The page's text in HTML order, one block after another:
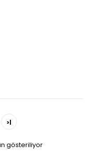
>|
gösteriliyor